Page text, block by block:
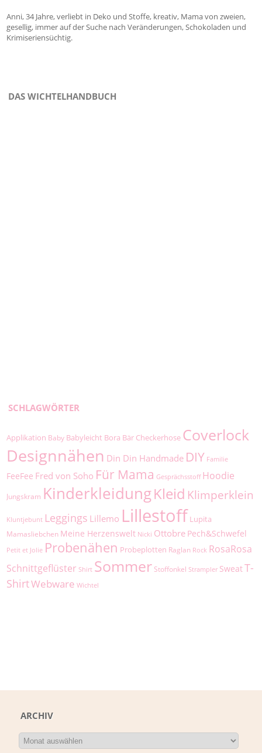
Anni, 34 Jahre, verliebt in Deko und Stoffe, kreativ, Mama von zweien,
gesellig, immer auf der Suche nach Veränderungen, Schokoladen und
Krimiseriensüchtig.
DAS WICHTELHANDBUCH
SCHLAGWÖRTER
Applikation Baby Babyleicht Bora Bär Checkerhose Coverlock
Designnähen Din Din Handmade DIY Familie
FeeFee Fred von Soho Für Mama Gesprächsstoff Hoodie
Jungskram KinderkleidungKleid Klimperklein
Kluntjebunt Leggings Lillemo Lillestoff Lupita
Mamasliebchen Meine Herzenswelt Nicki Ottobre Pech&Schwefel
Petit et Jolie Probenähen Probeplotten Raglan Rock RosaRosa
Schnittgeflüster Shirt Sommer Stoffonkel Strampler SweatT-
ShirtWebware Wichtel
ARCHIV